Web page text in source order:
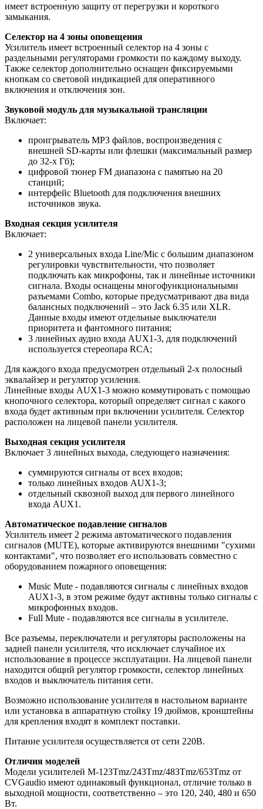
имеет встроенную защиту от перегрузки и короткого
замыкания.
Селектор на 4 зоны оповещения
Усилитель имеет встроенный селектор на 4 зоны с
раздельными регуляторами громкости по каждому выходу.
Также селектор дополнительно оснащен фиксируемыми
кнопкам со световой индикацией для оперативного
включения и отключения зон.
Звуковой модуль для музыкальной трансляции
Включает:
проигрыватель MP3 файлов, воспроизведения с
внешней SD-карты или флешки (максимальный размер
до 32-х Гб);
цифровой тюнер FM диапазона с памятью на 20
станций;
интерфейс Bluetooth для подключения внешних
источников звука.
Входная секция усилителя
Включает:
2 универсальных входа Line/Mic с большим диапазоном
регулировки чувствительности, что позволяет
подключать как микрофоны, так и линейные источники
сигнала. Входы оснащены многофункциональными
разъемами Combo, которые предусматривают два вида
балансных подключений – это Jack 6.35 или XLR.
Данные входы имеют отдельные выключатели
приоритета и фантомного питания;
3 линейных аудио входа AUX1-3, для подключений
используется стереопара RCA;
Для каждого входа предусмотрен отдельный 2-х полосный
эквалайзер и регулятор усиления.
Линейные входы AUX1-3 можно коммутировать с помощью
кнопочного селектора, который определяет сигнал с какого
входа будет активным при включении усилителя. Селектор
расположен на лицевой панели усилителя.
Выходная секция усилителя
Включает 3 линейных выхода, следующего назначения:
суммируются сигналы от всех входов;
только линейных входов AUX1-3;
отдельный сквозной выход для первого линейного
входа AUX1.
Автоматическое подавление сигналов
Усилитель имеет 2 режима автоматического подавления
сигналов (MUTE), которые активируются внешними "сухими
контактами", что позволяет его использовать совместно с
оборудованием пожарного оповещения:
Music Mute - подавляются сигналы с линейных входов
AUX1-3, в этом режиме будут активны только сигналы с
микрофонных входов.
Full Mute - подавляются все сигналы в усилителе.
Все разъемы, переключатели и регуляторы расположены на
задней панели усилителя, что исключает случайное их
использование в процессе эксплуатации. На лицевой панели
находится общий регулятор громкости, селектор линейных
входов и выключатель питания сети.
Возможно использование усилителя в настольном варианте
или установка в аппаратную стойку 19 дюймов, кронштейны
для крепления входят в комплект поставки.
Питание усилителя осуществляется от сети 220В.
Отличия моделей
Модели усилителей M-123Tmz/243Tmz/483Tmz/653Tmz от
CVGaudio имеют одинаковый функционал, отличие только в
выходной мощности, соответственно – это 120, 240, 480 и 650
Вт.